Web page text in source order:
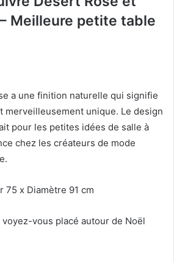
Meilleure petite table
a une finition naturelle qui signifie
merveilleusement unique. Le design
pour les petites idées de salle à
chez les créateurs de mode
75 x Diamètre 91 cm
vous placé autour de Noël